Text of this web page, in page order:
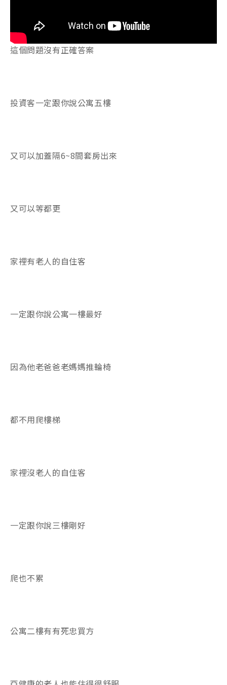
這個問題沒有正確答案
投資客一定跟你說公寓五樓
又可以加蓋隔6~8間套房出來
又可以等都更
家裡有老人的自住客
一定跟你說公寓一樓最好
因為他老爸爸老媽媽推輪椅
都不用爬樓梯
家裡沒老人的自住客
一定跟你說三樓剛好
爬也不累
公寓二樓有有死忠買方